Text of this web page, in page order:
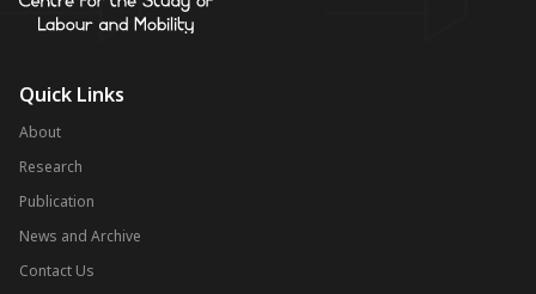
Quick Links
About
Research
Publication
News and Archive
Contact Us